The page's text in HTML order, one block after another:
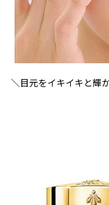
＼目元をイキイキと輝